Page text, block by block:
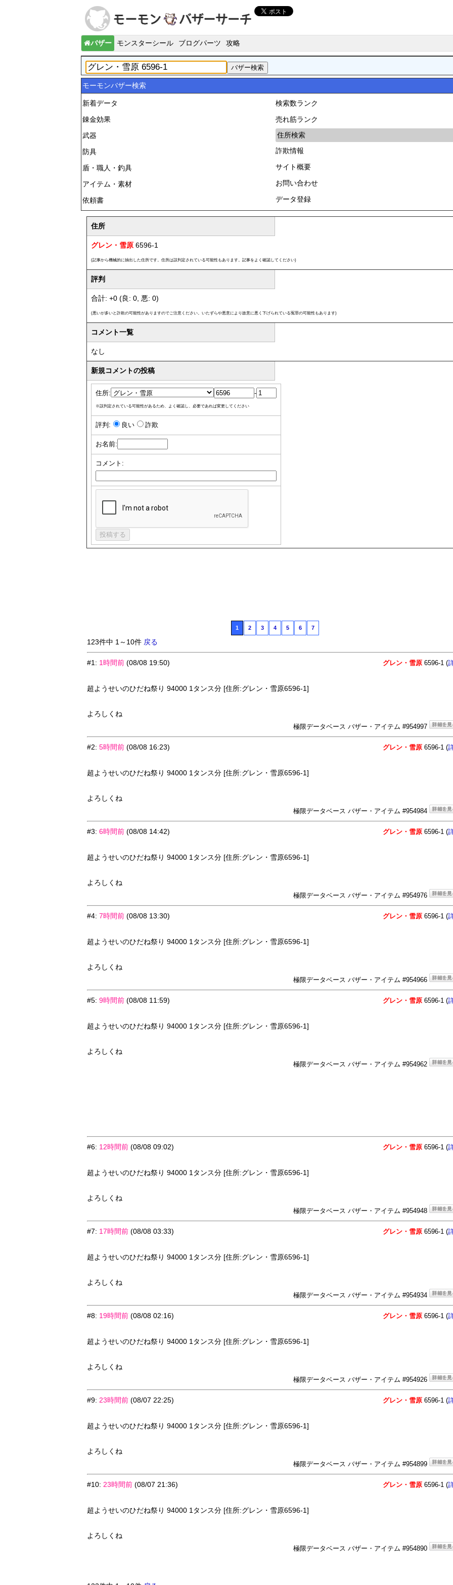
バザー モンスターシール ブログパーツ 攻略
モーモンバザー検索
新着データ
錬金効果
武器
防具
盾・職人・釣具
アイテム・素材
依頼書
検索数ランク
売れ筋ランク
住所検索
詐欺情報
サイト概要
お問い合わせ
データ登録
住所
グレン・雪原 6596-1
(記事から機械的に抽出した住所です。住所は誤判定されている可能性もあります。記事をよく確認してください)
評判
合計: +0 (良: 0, 悪: 0)
(悪いが多いと詐欺の可能性がありますのでご注意ください。いたずらや悪意により故意に悪く下げられている冤罪の可能性もあります)
コメント一覧
なし
新規コメントの投稿
住所: -
※誤判定されている可能性があるため、よく確認し、必要であれば変更してください
評判: 良い 詐欺
お名前:
コメント:
1 2 3 4 5 6 7
123件中 1～10件 戻る
#1: 1時間前 (08/08 19:50) グレン・雪原 6596-1 (
超ようせいのひだね祭り 94000 1タンス分 [住所:グレン・雪原6596-1]
よろしくね
極限データベース バザー・アイテム #954997
#2: 5時間前 (08/08 16:23) グレン・雪原 6596-1 (
超ようせいのひだね祭り 94000 1タンス分 [住所:グレン・雪原6596-1]
よろしくね
極限データベース バザー・アイテム #954984
#3: 6時間前 (08/08 14:42) グレン・雪原 6596-1 (
超ようせいのひだね祭り 94000 1タンス分 [住所:グレン・雪原6596-1]
よろしくね
極限データベース バザー・アイテム #954976
#4: 7時間前 (08/08 13:30) グレン・雪原 6596-1 (
超ようせいのひだね祭り 94000 1タンス分 [住所:グレン・雪原6596-1]
よろしくね
極限データベース バザー・アイテム #954966
#5: 9時間前 (08/08 11:59) グレン・雪原 6596-1 (
超ようせいのひだね祭り 94000 1タンス分 [住所:グレン・雪原6596-1]
よろしくね
極限データベース バザー・アイテム #954962
#6: 12時間前 (08/08 09:02) グレン・雪原 6596-1 (
超ようせいのひだね祭り 94000 1タンス分 [住所:グレン・雪原6596-1]
よろしくね
極限データベース バザー・アイテム #954948
#7: 17時間前 (08/08 03:33) グレン・雪原 6596-1 (
超ようせいのひだね祭り 94000 1タンス分 [住所:グレン・雪原6596-1]
よろしくね
極限データベース バザー・アイテム #954934
#8: 19時間前 (08/08 02:16) グレン・雪原 6596-1 (
超ようせいのひだね祭り 94000 1タンス分 [住所:グレン・雪原6596-1]
よろしくね
極限データベース バザー・アイテム #954926
#9: 23時間前 (08/07 22:25) グレン・雪原 6596-1 (
超ようせいのひだね祭り 94000 1タンス分 [住所:グレン・雪原6596-1]
よろしくね
極限データベース バザー・アイテム #954899
#10: 23時間前 (08/07 21:36) グレン・雪原 6596-1 (
超ようせいのひだね祭り 94000 1タンス分 [住所:グレン・雪原6596-1]
よろしくね
極限データベース バザー・アイテム #954890